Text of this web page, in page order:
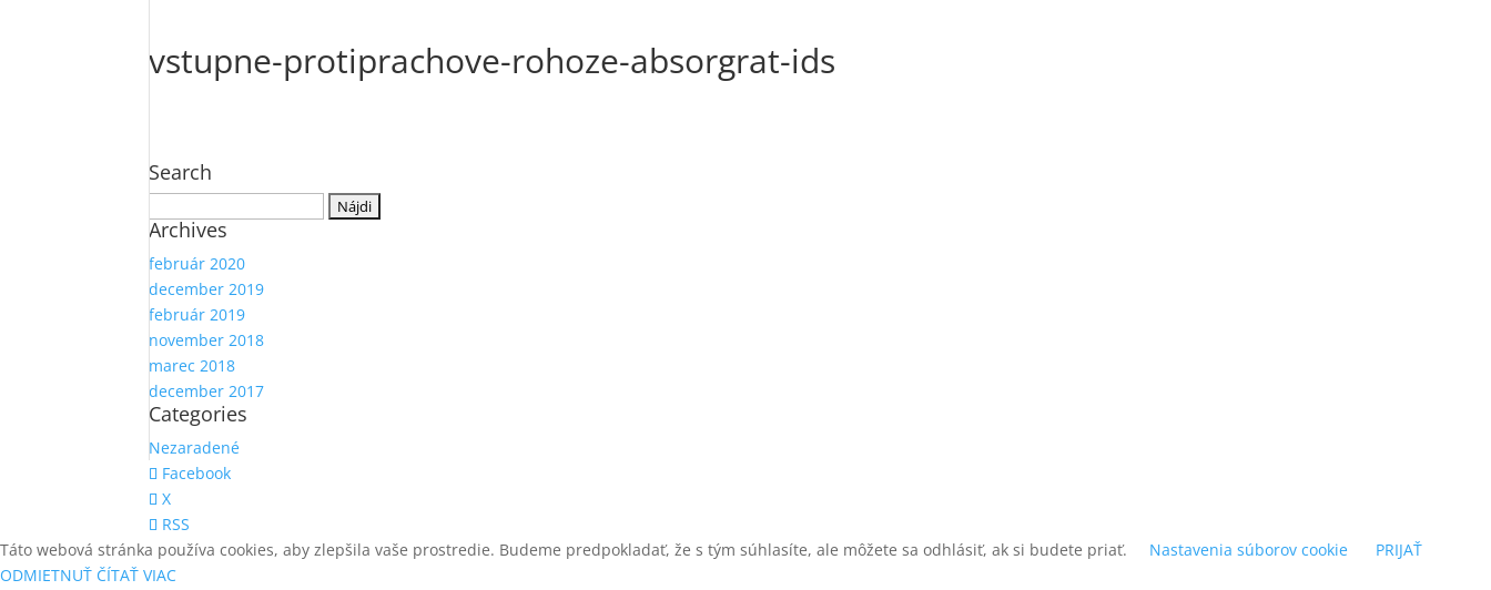
vstupne-protiprachove-rohoze-absorgrat-ids
Search
Archives
február 2020
december 2019
február 2019
november 2018
marec 2018
december 2017
Categories
Nezaradené
Facebook
X
RSS
Táto webová stránka používa cookies, aby zlepšila vaše prostredie. Budeme predpokladať, že s tým súhlasíte, ale môžete sa odhlásiť, ak si budete priať.
Nastavenia súborov cookie
PRIJAŤ
ODMIETNUŤ ČÍTAŤ VIAC